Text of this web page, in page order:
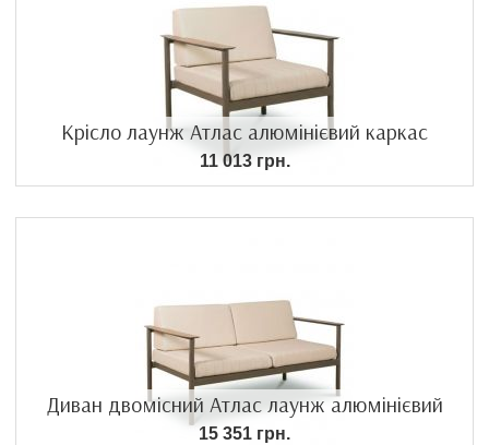
Крісло лаунж Атлас алюмінієвий каркас
11 013 грн.
Диван двомісний Атлас лаунж алюмінієвий
15 351 грн.